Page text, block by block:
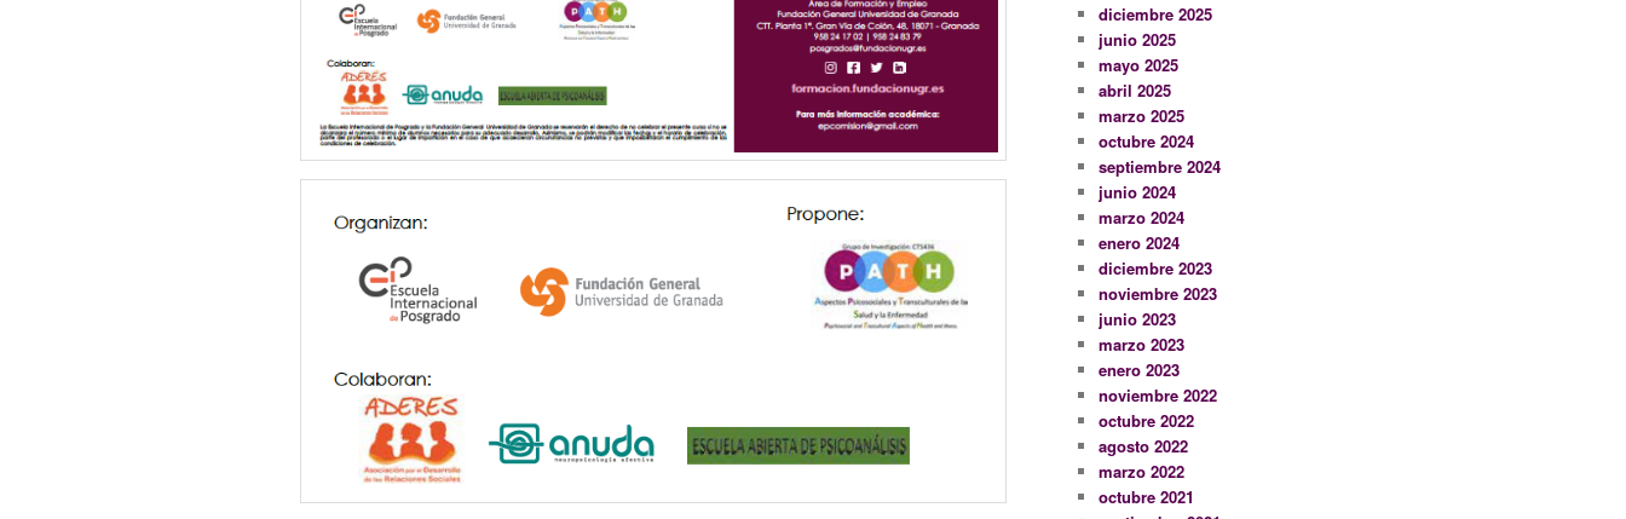
diciembre 2025
junio 2025
mayo 2025
abril 2025
marzo 2025
octubre 2024
septiembre 2024
junio 2024
marzo 2024
enero 2024
diciembre 2023
noviembre 2023
junio 2023
marzo 2023
enero 2023
noviembre 2022
octubre 2022
agosto 2022
marzo 2022
octubre 2021